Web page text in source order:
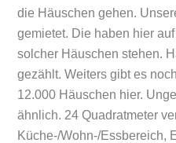
die Häuschen gehen.
gemietet. Die haben hier
solcher Häuschen stehen.
gezählt. Weiters gibt es
12.000 Häuschen hier.
ähnlich. 24 Quadratmeter
Küche-/Wohn-/Essbereich,